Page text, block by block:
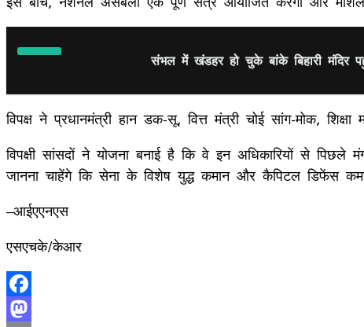
संभल में खंडहर हो चुके बांके ब‍िहारी मंद‍िर
विपक्ष ने प्रधानमंत्री हान डक-सू, वित्त मंत्री चोई सांग-मोक,
विपक्षी सांसदों ने योजना बनाई है कि वे इन अधिकारियों से
जानना चाहेंगे कि सेना के विशेष युद्ध कमान और कैपिटल डिफेंस
–आईएएनएस
एसएचके/केआर
Facebook